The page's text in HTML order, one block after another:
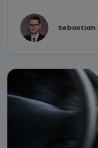
Sebastian